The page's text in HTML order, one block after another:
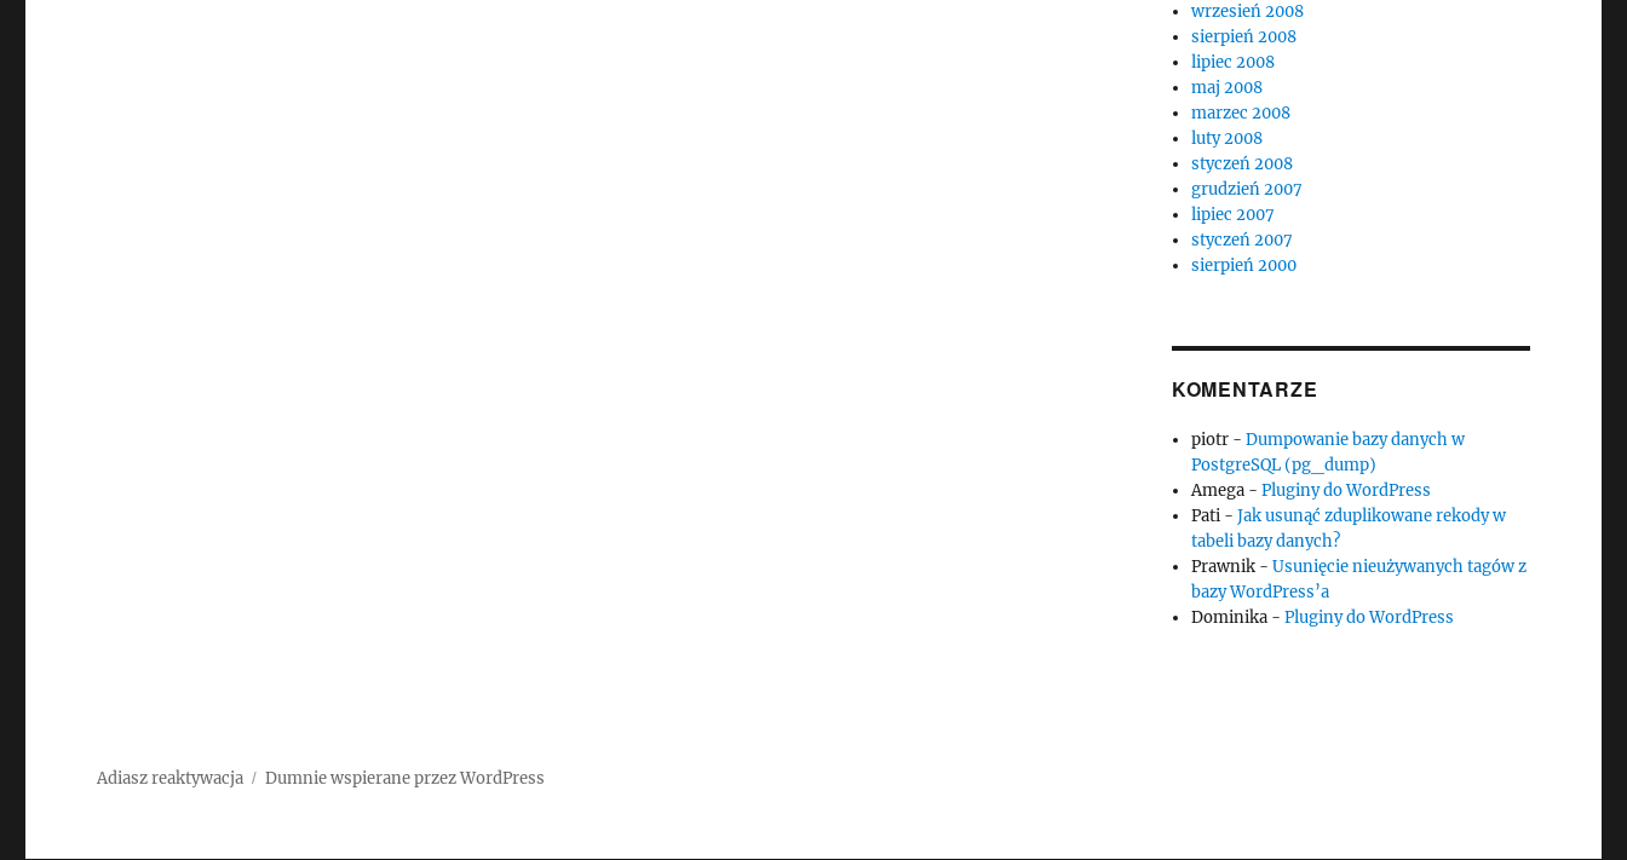
wrzesień 2008
sierpień 2008
lipiec 2008
maj 2008
marzec 2008
luty 2008
styczeń 2008
grudzień 2007
lipiec 2007
styczeń 2007
sierpień 2000
KOMENTARZE
piotr -Dumpowanie bazy danych w
PostgreSQL (pg_dump)
Amega -Pluginy do WordPress
Pati -Jak usunąć zduplikowane rekody w
tabeli bazy danych?
Prawnik -Usunięcie nieużywanych tagów z
bazy WordPress’a
Dominika -Pluginy do WordPress
Adiasz reaktywacja Dumnie wspierane przez WordPress